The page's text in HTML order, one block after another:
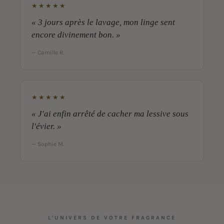
★★★★★
« 3 jours après le lavage, mon linge sent
encore divinement bon. »
— Camille R.
★★★★★
« J'ai enfin arrêté de cacher ma lessive sous
l'évier. »
— Sophie M.
L'UNIVERS DE VOTRE FRAGRANCE